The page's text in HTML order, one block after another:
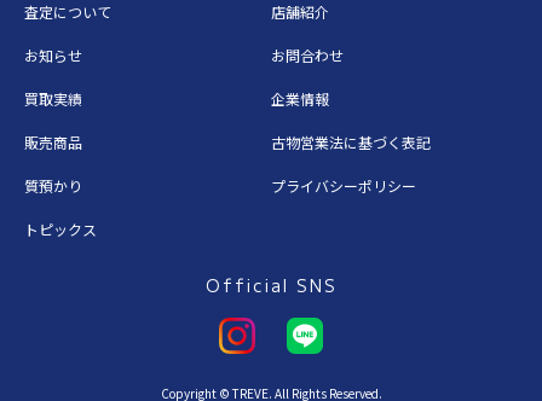
査定について 店舗紹介
お知らせ お問合わせ
買取実績 企業情報
販売商品 古物営業法に基づく表記
質預かり プライバシーポリシー
トピックス
Official SNS
Copyright © TREVE. All Rights Reserved.